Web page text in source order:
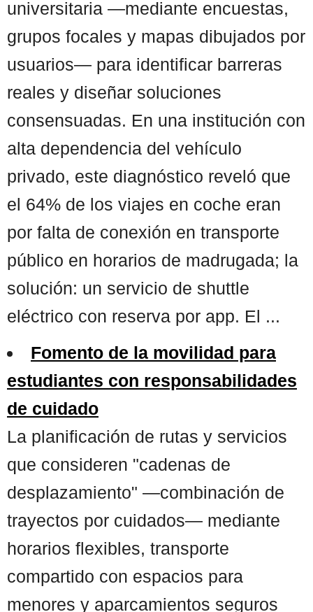
universitaria —mediante encuestas,
grupos focales y mapas dibujados por
usuarios— para identificar barreras
reales y diseñar soluciones
consensuadas. En una institución con
alta dependencia del vehículo
privado, este diagnóstico reveló que
el 64% de los viajes en coche eran
por falta de conexión en transporte
público en horarios de madrugada; la
solución: un servicio de shuttle
eléctrico con reserva por app. El ...
Fomento de la movilidad para
estudiantes con responsabilidades
de cuidado
La planificación de rutas y servicios
que consideren "cadenas de
desplazamiento" —combinación de
trayectos por cuidados— mediante
horarios flexibles, transporte
compartido con espacios para
menores y aparcamientos seguros